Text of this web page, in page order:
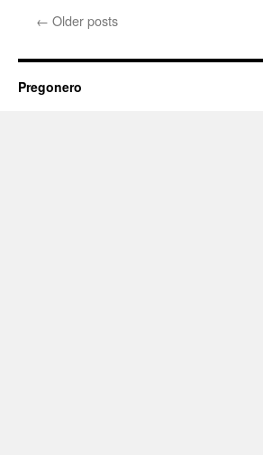
← Older posts
Pregonero